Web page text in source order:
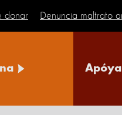
donar Denuncia maltrato